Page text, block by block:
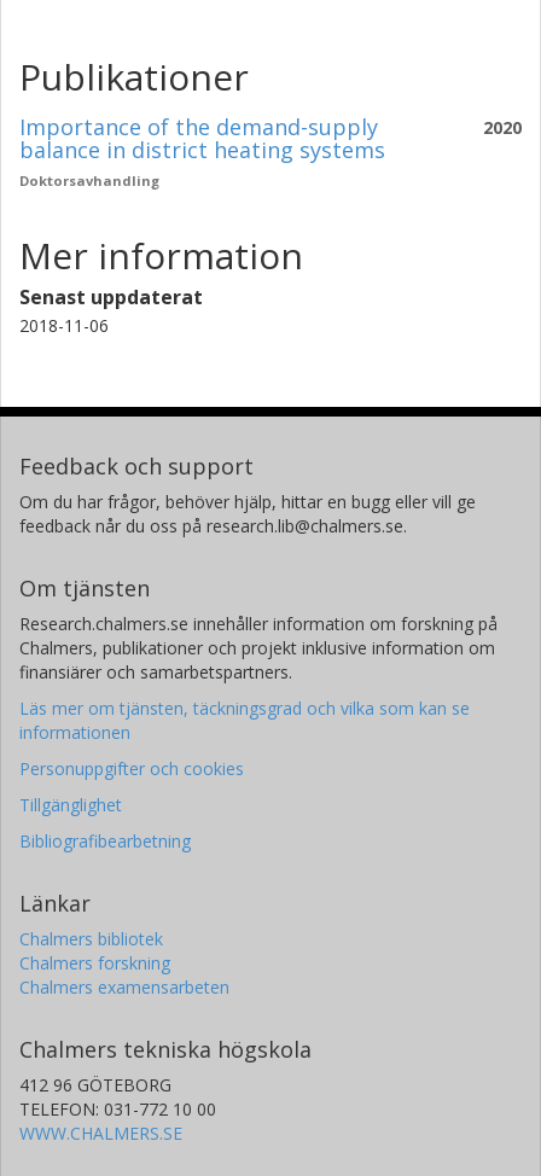
Publikationer
2020
Importance of the demand-supply
balance in district heating systems
Doktorsavhandling
Mer information
Senast uppdaterat
2018-11-06
Feedback och support
Om du har frågor, behöver hjälp, hittar en bugg eller vill ge
feedback når du oss på research.lib@chalmers.se.
Om tjänsten
Research.chalmers.se innehåller information om forskning på
Chalmers, publikationer och projekt inklusive information om
finansiärer och samarbetspartners.
Läs mer om tjänsten, täckningsgrad och vilka som kan se
informationen
Personuppgifter och cookies
Tillgänglighet
Bibliografibearbetning
Länkar
Chalmers bibliotek
Chalmers forskning
Chalmers examensarbeten
Chalmers tekniska högskola
412 96 GÖTEBORG
TELEFON: 031-772 10 00
WWW.CHALMERS.SE